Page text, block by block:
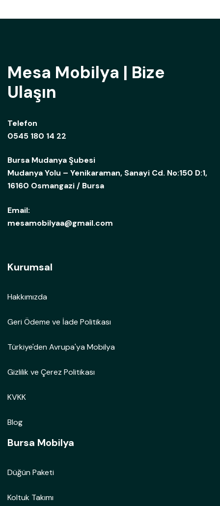
Mesa Mobilya | Bize
Ulaşın
Telefon
0545 180 14 22
Bursa Mudanya Şubesi
Mudanya Yolu – Yenikaraman, Sanayi Cd. No:150 D:1,
16160 Osmangazi / Bursa
Email:
mesamobilyaa@gmail.com
Kurumsal
Hakkımızda
Geri Ödeme ve İade Politikası
Türkiye'den Avrupa'ya Mobilya
Gizlilik ve Çerez Politikası
KVKK
Blog
Bursa Mobilya
Düğün Paketi
Koltuk Takımı